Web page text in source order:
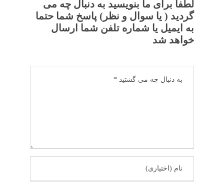
لطفا برای ما بنویسید به دنبال چه می
گردید ( یا سوال و نظر) پاسخ شما حتما
به ایمیل یا شماره تلفن شما ارسال
خواهد شد